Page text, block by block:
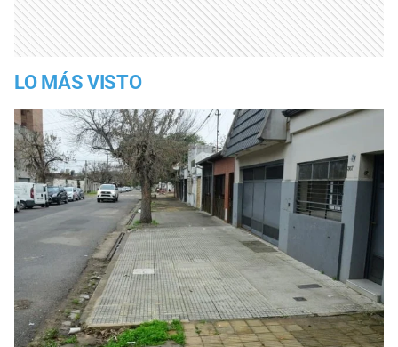
LO MÁS VISTO